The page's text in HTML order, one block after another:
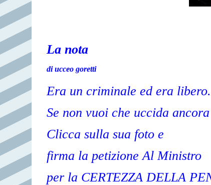
La nota
di ucceo goretti
Era un criminale ed era libero.
Se non vuoi che uccida ancora
Clicca sulla sua foto e
firma la petizione Al Ministro
per la CERTEZZA DELLA